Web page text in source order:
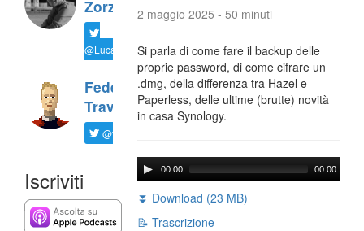
Zorzi
@LucaTNT
Federico
Travaini
@ftrava
Iscriviti
2 maggio 2025 - 50 minuti
Si parla di come fare il backup delle
proprie password, di come cifrare un
.dmg, della differenza tra Hazel e
Paperless, delle ultime (brutte) novità
in casa Synology.
00:00 00:00
⏬ Download (23 MB)
📝 Trascrizione